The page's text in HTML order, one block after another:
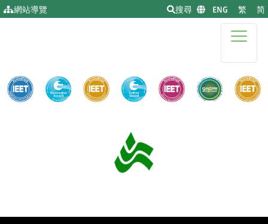
移到主要內容
網站導覽 搜尋 | ENG 繁 简